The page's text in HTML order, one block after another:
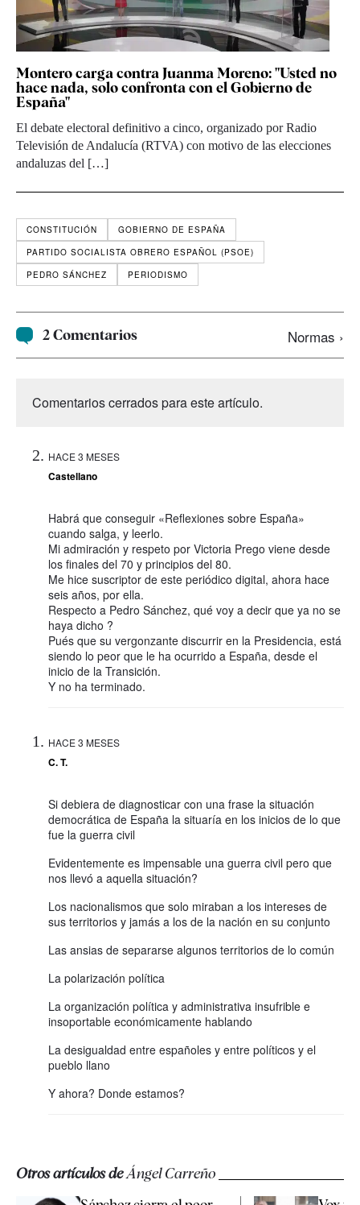
Montero carga contra Juanma Moreno: "Usted no
hace nada, solo confronta con el Gobierno de
España"
El debate electoral definitivo a cinco, organizado por Radio
Televisión de Andalucía (RTVA) con motivo de las elecciones
andaluzas del […]
CONSTITUCIÓN
GOBIERNO DE ESPAÑA
PARTIDO SOCIALISTA OBRERO ESPAÑOL (PSOE)
PEDRO SÁNCHEZ
PERIODISMO
2 Comentarios Normas ›
Comentarios cerrados para este artículo.
HACE 3 MESES
Castellano
Habrá que conseguir «Reflexiones sobre España»
cuando salga, y leerlo.
Mi admiración y respeto por Victoria Prego viene desde
los finales del 70 y principios del 80.
Me hice suscriptor de este periódico digital, ahora hace
seis años, por ella.
Respecto a Pedro Sánchez, qué voy a decir que ya no se
haya dicho ?
Pués que su vergonzante discurrir en la Presidencia, está
siendo lo peor que le ha ocurrido a España, desde el
inicio de la Transición.
Y no ha terminado.
HACE 3 MESES
C. T.
Si debiera de diagnosticar con una frase la situación
democrática de España la situaría en los inicios de lo que
fue la guerra civil
Evidentemente es impensable una guerra civil pero que
nos llevó a aquella situación?
Los nacionalismos que solo miraban a los intereses de
sus territorios y jamás a los de la nación en su conjunto
Las ansias de separarse algunos territorios de lo común
La polarización política
La organización política y administrativa insufrible e
insoportable económicamente hablando
La desigualdad entre españoles y entre políticos y el
pueblo llano
Y ahora? Donde estamos?
Otros artículos deÁngel Carreño